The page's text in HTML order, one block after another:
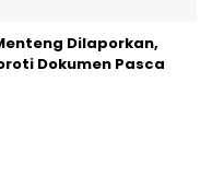
Dilaporkan,
Dokumen Pasca